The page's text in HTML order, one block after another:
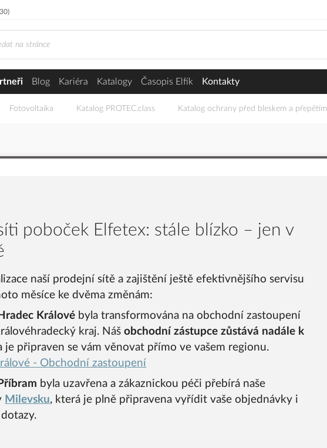
Blog Kariéra Katalogy Časopis Elfík Kontakty
Fotovoltaika Katalog PROTEC.class Katalog ochrany před bleskem a přepětím
poboček Elfetex: stále blízko – jen v
naší prodejní sítě a zajištění ještě efektivnějšího servisu
měsíce ke dvěma změnám:
Králové byla transformována na obchodní zastoupení
kraj. Nášobchodní zástupce zůstává nadále k
je připraven se vám věnovat přímo ve vašem regionu.
- Obchodní zastoupení
byla uzavřena a zákaznickou péči přebírá naše
Milevsku, která je plně připravena vyřídit vaše objednávky i